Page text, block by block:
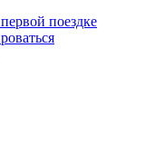
поездке